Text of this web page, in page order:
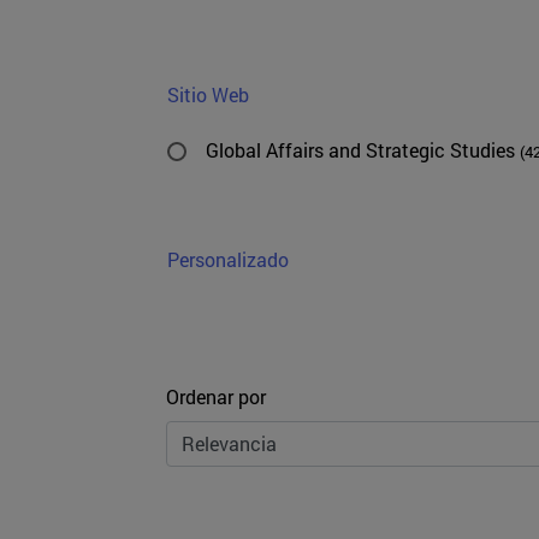
Sitio Web
Global Affairs and Strategic Studies
Personalizado
Ordenar
Ordenar por